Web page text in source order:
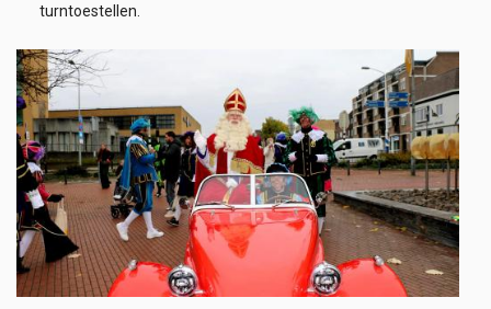
turntoestellen.